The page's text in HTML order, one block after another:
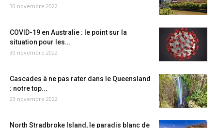
30 novembre 2022
COVID-19 en Australie : le point sur la
situation pour les...
30 novembre 2022
Cascades à ne pas rater dans le Queensland
: notre top...
23 novembre 2022
North Stradbroke Island, le paradis blanc de